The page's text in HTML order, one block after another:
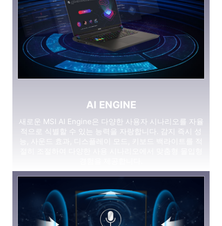
AI ENGINE
새로운 MSI AI Engine은 다양한 사용자 시나리오를 자율
적으로 식별할 수 있는 능력을 자랑합니다. 감지 즉시 성
능, 사운드 효과, 디스플레이 모드, 키보드 백라이트를 적